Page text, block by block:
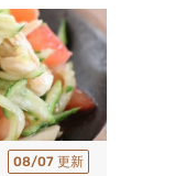
08/07 更新